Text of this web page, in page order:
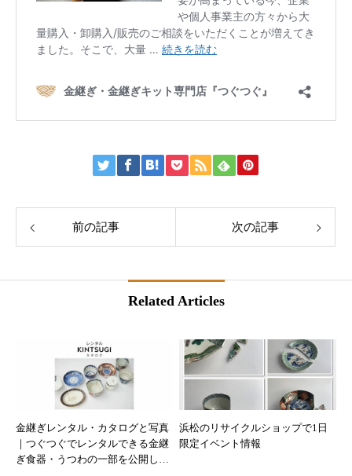
前の記事 次の記事
Related Articles
金継ぎレンタル・カタログと写真
｜つぐつぐでレンタルできる金継
ぎ食器・うつわの一部を公開しま
浜松のリサイクルショップで1日
限定イベント情報